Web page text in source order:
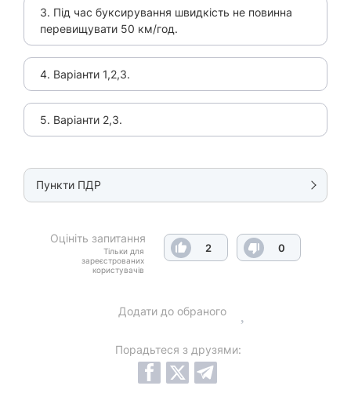
3. Під час буксирування швидкість не повинна
перевищувати 50 км/год.
4. Варіанти 1,2,3.
5. Варіанти 2,3.
Пункти ПДР
Оцініть запитання
Тільки для
зареєстрованих
користувачів
2 0
Додати до обраного
Порадьтеся з друзями: